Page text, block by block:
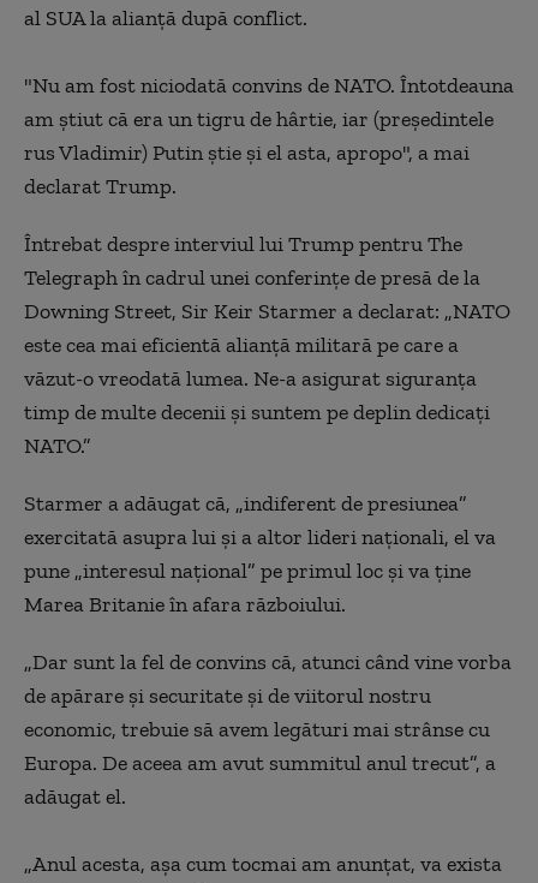
al SUA la alianţă după conflict.
"Nu am fost niciodată convins de NATO. Întotdeauna
am ştiut că era un tigru de hârtie, iar (preşedintele
rus Vladimir) Putin ştie şi el asta, apropo", a mai
declarat Trump.
Întrebat despre interviul lui Trump pentru The
Telegraph în cadrul unei conferințe de presă de la
Downing Street, Sir Keir Starmer a declarat: „NATO
este cea mai eficientă alianță militară pe care a
văzut-o vreodată lumea. Ne-a asigurat siguranța
timp de multe decenii și suntem pe deplin dedicați
NATO.”
Starmer a adăugat că, „indiferent de presiunea”
exercitată asupra lui și a altor lideri naționali, el va
pune „interesul național” pe primul loc și va ține
Marea Britanie în afara războiului.
„Dar sunt la fel de convins că, atunci când vine vorba
de apărare şi securitate şi de viitorul nostru
economic, trebuie să avem legături mai strânse cu
Europa. De aceea am avut summitul anul trecut”, a
adăugat el.
„Anul acesta, aşa cum tocmai am anunţat, va exista